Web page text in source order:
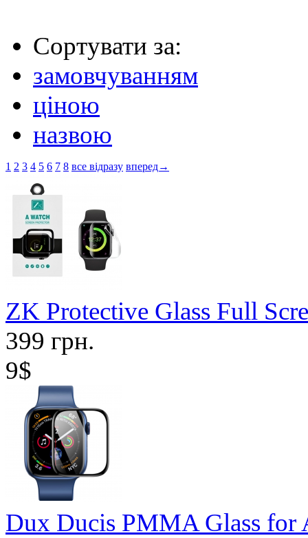
Сортувати за:
замовчуванням
ціною
назвою
1 2 3 4 5 6 7 8 все відразу вперед→
ZK Protective Glass Full
399 грн.
9$
Dux Ducis PMMA Glass for